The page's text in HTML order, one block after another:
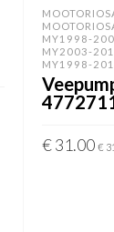
MY1998-
MY2003-
MY1998-
€31.00 €